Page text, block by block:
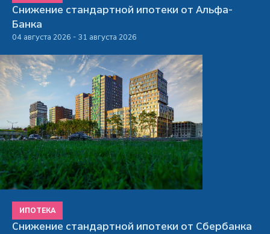
Снижение стандартной ипотеки от Альфа-
Банка
04 августа 2026 - 31 августа 2026
ИПОТЕКА
Снижение стандартной ипотеки от Сбербанка